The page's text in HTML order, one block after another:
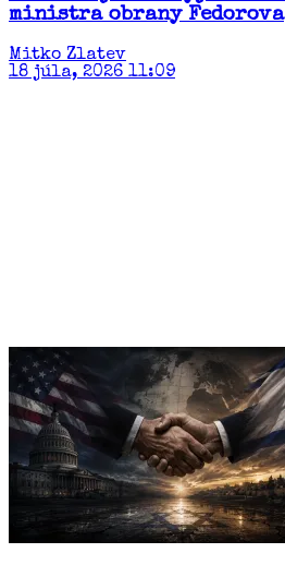
ministra obrany Fedorova
Mitko Zlatev
18 júla, 2026 11:09